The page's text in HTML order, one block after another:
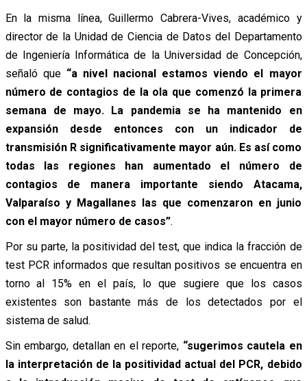
En la misma línea, Guillermo Cabrera-Vives, académico y
director de la Unidad de Ciencia de Datos del Departamento
de Ingeniería Informática de la Universidad de Concepción,
señaló que “a nivel nacional estamos viendo el mayor
número de contagios de la ola que comenzó la primera
semana de mayo. La pandemia se ha mantenido en
expansión desde entonces con un indicador de
transmisión R significativamente mayor aún. Es así como
todas las regiones han aumentado el número de
contagios de manera importante siendo Atacama,
Valparaíso y Magallanes las que comenzaron en junio
con el mayor número de casos”.
Por su parte, la positividad del test, que indica la fracción de
test PCR informados que resultan positivos se encuentra en
torno al 15% en el país, lo que sugiere que los casos
existentes son bastante más de los detectados por el
sistema de salud.
Sin embargo, detallan en el reporte, “sugerimos cautela en
la interpretación de la positividad actual del PCR, debido